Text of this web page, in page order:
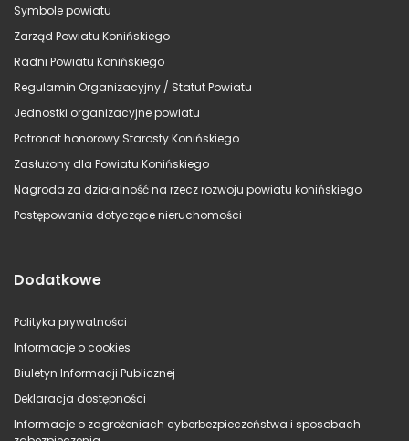
Symbole powiatu
Zarząd Powiatu Konińskiego
Radni Powiatu Konińskiego
Regulamin Organizacyjny / Statut Powiatu
Jednostki organizacyjne powiatu
Patronat honorowy Starosty Konińskiego
Zasłużony dla Powiatu Konińskiego
Nagroda za działalność na rzecz rozwoju powiatu konińskiego
Postępowania dotyczące nieruchomości
Dodatkowe
Polityka prywatności
Informacje o cookies
Biuletyn Informacji Publicznej
Deklaracja dostępności
Informacje o zagrożeniach cyberbezpieczeństwa i sposobach